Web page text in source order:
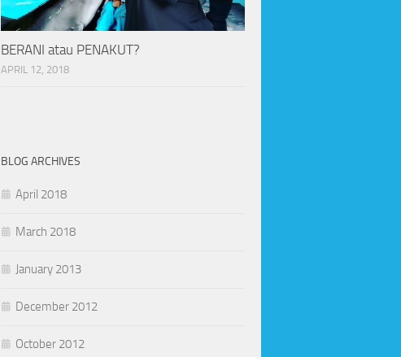
BERANI atau PENAKUT?
APRIL 12, 2018
BLOG ARCHIVES
April 2018
March 2018
January 2013
December 2012
October 2012